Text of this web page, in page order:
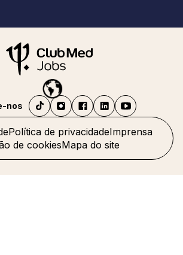
Política de privacidadeImprensa
de cookiesMapa do site
nos